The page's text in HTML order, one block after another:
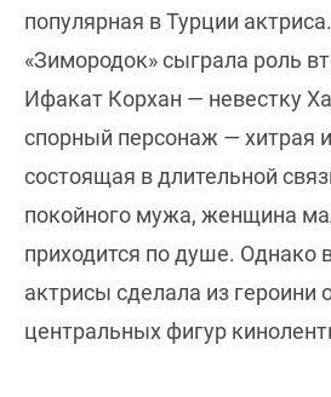
популярная в Турции
«Зимородок» сыграла роль
Ифакат Корхан — невестку
спорный персонаж — хитрая
состоящая в длительной
покойного мужа, женщина
приходится по душе. Однако
актрисы сделала из героини
центральных фигур